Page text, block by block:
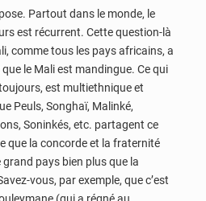
Partout dans le monde, le
est récurrent. Cette question-là
comme tous les pays africains, a
le Mali est mandingue. Ce qui
est multiethnique et
Peuls, Songhaï, Malinké,
Soninkés, etc. partagent ce
que la concorde et la fraternité
pays bien plus que la
vous, par exemple, que c’est